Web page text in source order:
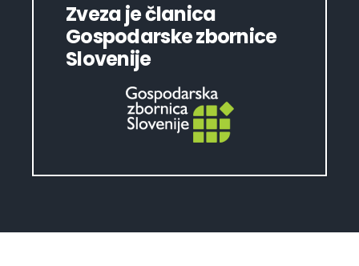
Zveza je članica
Gospodarske zbornice
Slovenije